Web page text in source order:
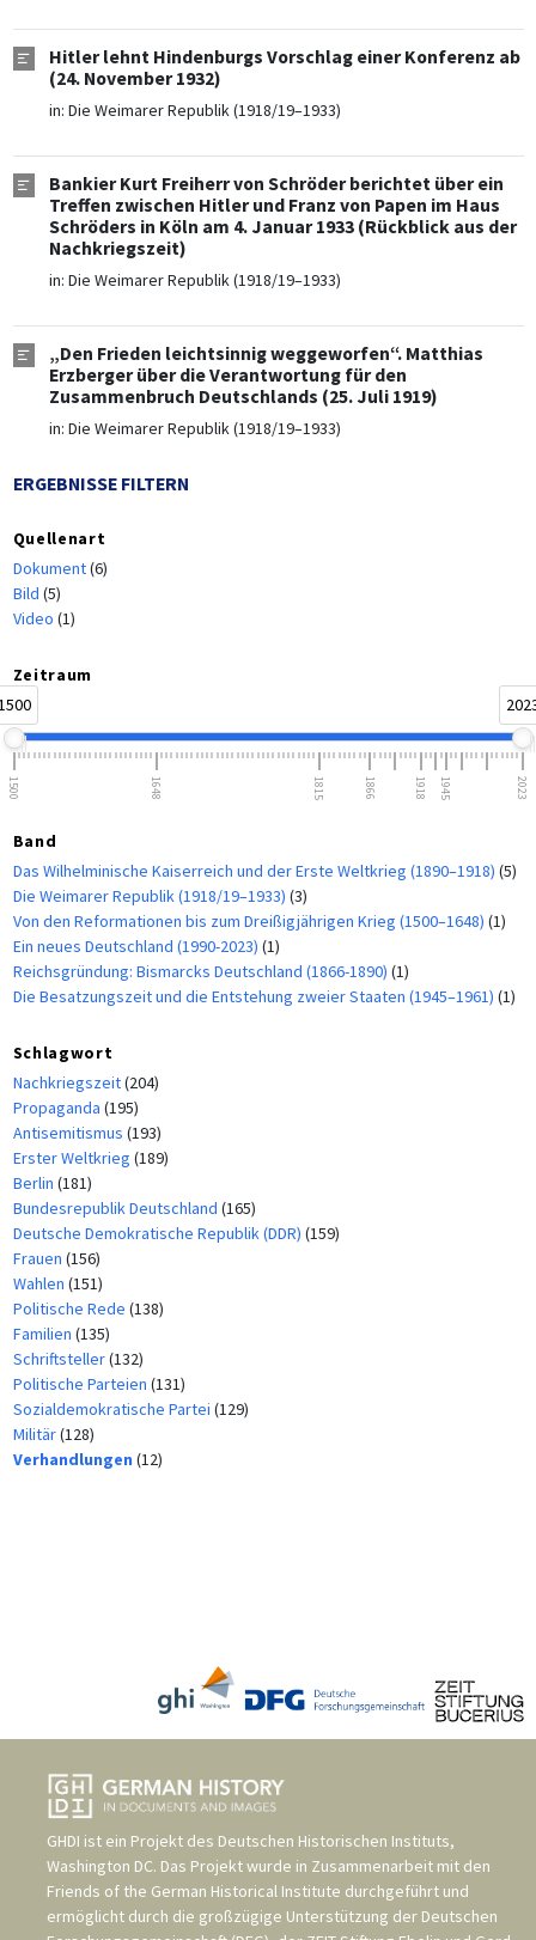
Hitler lehnt Hindenburgs Vorschlag einer Konferenz ab
(24. November 1932)
in: Die Weimarer Republik (1918/19–1933)
Bankier Kurt Freiherr von Schröder berichtet über ein
Treffen zwischen Hitler und Franz von Papen im Haus
Schröders in Köln am 4. Januar 1933 (Rückblick aus der
Nachkriegszeit)
in: Die Weimarer Republik (1918/19–1933)
„Den Frieden leichtsinnig weggeworfen“. Matthias
Erzberger über die Verantwortung für den
Zusammenbruch Deutschlands (25. Juli 1919)
in: Die Weimarer Republik (1918/19–1933)
ERGEBNISSE FILTERN
Quellenart
Dokument(6)
Bild (5)
Video (1)
Zeitraum
1500 1648 1815 1866 1918 1945 2023
Band
Das Wilhelminische Kaiserreich und der Erste Weltkrieg (1890–1918) (5)
Die Weimarer Republik (1918/19–1933) (3)
Von den Reformationen bis zum Dreißigjährigen Krieg (1500–1648) (1)
Ein neues Deutschland (1990-2023) (1)
Reichsgründung: Bismarcks Deutschland (1866-1890) (1)
Die Besatzungszeit und die Entstehung zweier Staaten (1945–1961) (1)
Schlagwort
Nachkriegszeit(204)
Propaganda (195)
Antisemitismus (193)
Erster Weltkrieg (189)
Berlin (181)
Bundesrepublik Deutschland (165)
Deutsche Demokratische Republik (DDR) (159)
Frauen (156)
Wahlen (151)
Politische Rede (138)
Familien (135)
Schriftsteller(132)
Politische Parteien (131)
Sozialdemokratische Partei (129)
Militär(128)
Verhandlungen (12)
GHDI ist ein Projekt des Deutschen Historischen Instituts,
Washington DC. Das Projekt wurde in Zusammenarbeit mit den
Friends of the German Historical Institute durchgeführt und
ermöglicht durch die großzügige Unterstützung der Deutschen